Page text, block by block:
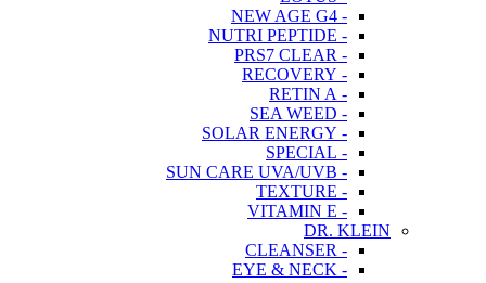
- NEW AGE G4
- NUTRI PEPTIDE
- PRS7 CLEAR
- RECOVERY
- RETIN A
- SEA WEED
- SOLAR ENERGY
- SPECIAL
- SUN CARE UVA/UVB
- TEXTURE
- VITAMIN E
DR. KLEIN
- CLEANSER
- EYE & NECK